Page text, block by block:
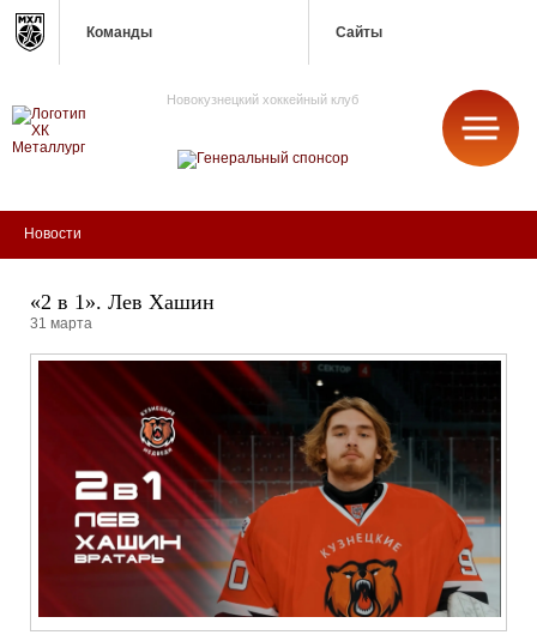
Команды Сайты
Новокузнецкий хоккейный клуб
Новости
«2 в 1». Лев Хашин
31 марта